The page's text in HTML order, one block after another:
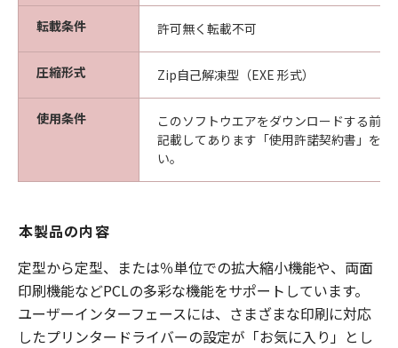
転載条件 許可無く転載不可
圧縮形式 Zip自己解凍型（EXE 形式）
使用条件
このソフトウエアをダウンロードする前
記載してあります「使用許諾契約書」を
い。
本製品の内容
定型から定型、または％単位での拡大縮小機能や、両面
印刷機能などPCLの多彩な機能をサポートしています。
ユーザーインターフェースには、さまざまな印刷に対応
したプリンタードライバーの設定が「お気に入り」とし